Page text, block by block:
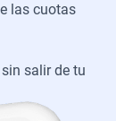
las cuotas
salir de tu